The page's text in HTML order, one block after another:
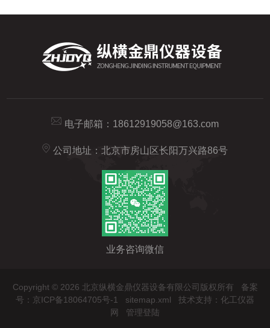
电子邮箱： 18612919058@163.com
公司地址：北京市房山区长阳万兴路86号
业务咨询微信
Copyright © 2026 北京纵横金鼎仪器设备有限公司版权所有 备案
号：京ICP备18064705号-1
sitemap.xml 技术支持： 化工仪器
网
管理登陆